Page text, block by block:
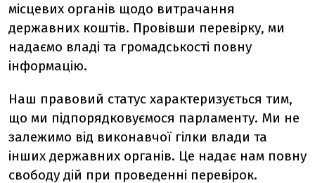
місцевих органів щодо витрачання
державних коштів. Провівши перевірку, ми
надаємо владі та громадськості повну
інформацію.
Наш правовий статус характеризується тим,
що ми підпорядковуємося парламенту. Ми не
залежимо від виконавчої гілки влади та
інших державних органів. Це надає нам повну
свободу дій при проведенні перевірок.